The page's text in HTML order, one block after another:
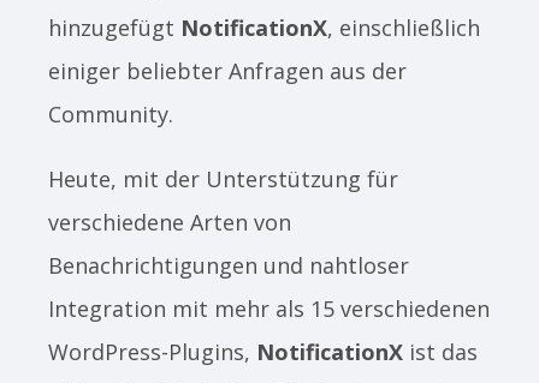
hinzugefügt NotificationX, einschließlich
einiger beliebter Anfragen aus der
Community.
Heute, mit der Unterstützung für
verschiedene Arten von
Benachrichtigungen und nahtloser
Integration mit mehr als 15 verschiedenen
WordPress-Plugins, NotificationX ist das